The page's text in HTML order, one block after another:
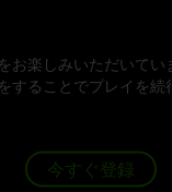
お楽しみいただいてい
することでプレイを続
今すぐ登録